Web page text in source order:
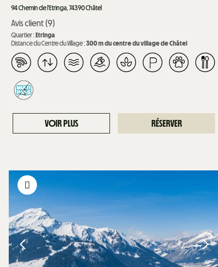
94Chemin de l'Etringa, 74390 Châtel
Avis client(9)
Quartier :Etringa
Distance du Centre du Village :300m du centre du village de Châtel
VOIR PLUS RÉSERVER